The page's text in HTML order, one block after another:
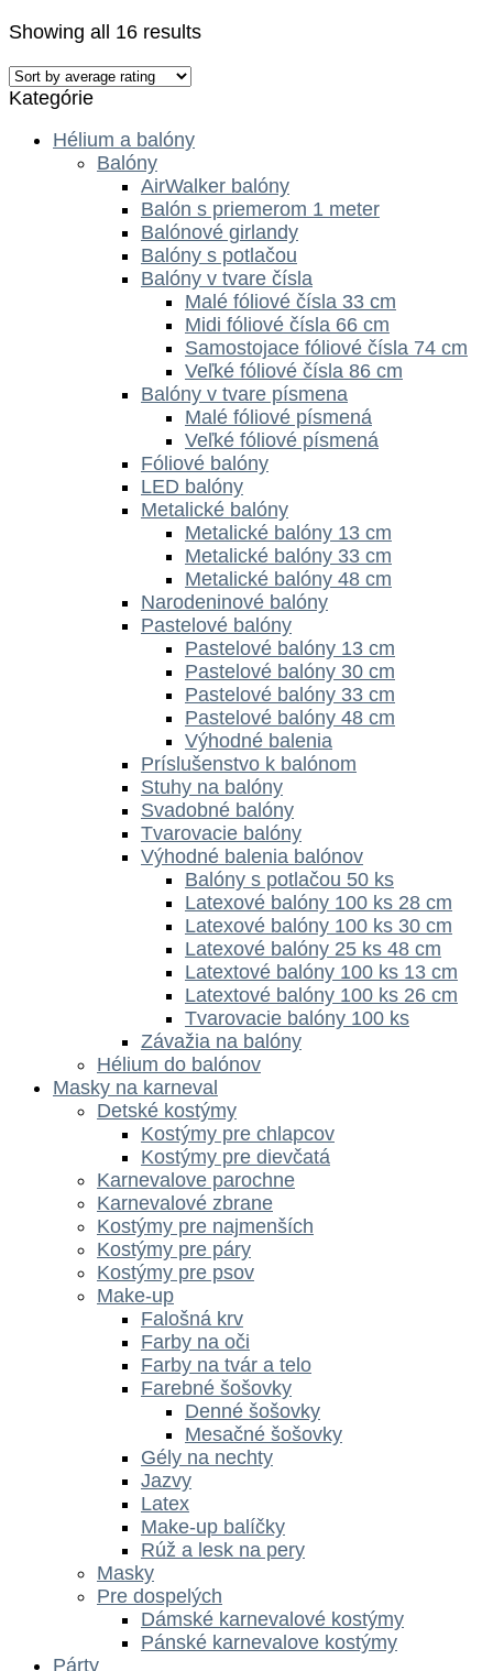
Showing all 16 results
Kategórie
Hélium a balóny
Balóny
AirWalker balóny
Balón s priemerom 1 meter
Balónové girlandy
Balóny s potlačou
Balóny v tvare čísla
Malé fóliové čísla 33 cm
Midi fóliové čísla 66 cm
Samostojace fóliové čísla 74 cm
Veľké fóliové čísla 86 cm
Balóny v tvare písmena
Malé fóliové písmená
Veľké fóliové písmená
Fóliové balóny
LED balóny
Metalické balóny
Metalické balóny 13 cm
Metalické balóny 33 cm
Metalické balóny 48 cm
Narodeninové balóny
Pastelové balóny
Pastelové balóny 13 cm
Pastelové balóny 30 cm
Pastelové balóny 33 cm
Pastelové balóny 48 cm
Výhodné balenia
Príslušenstvo k balónom
Stuhy na balóny
Svadobné balóny
Tvarovacie balóny
Výhodné balenia balónov
Balóny s potlačou 50 ks
Latexové balóny 100 ks 28 cm
Latexové balóny 100 ks 30 cm
Latexové balóny 25 ks 48 cm
Latextové balóny 100 ks 13 cm
Latextové balóny 100 ks 26 cm
Tvarovacie balóny 100 ks
Závažia na balóny
Hélium do balónov
Masky na karneval
Detské kostýmy
Kostýmy pre chlapcov
Kostýmy pre dievčatá
Karnevalove parochne
Karnevalové zbrane
Kostýmy pre najmenších
Kostýmy pre páry
Kostýmy pre psov
Make-up
Falošná krv
Farby na oči
Farby na tvár a telo
Farebné šošovky
Denné šošovky
Mesačné šošovky
Gély na nechty
Jazvy
Latex
Make-up balíčky
Rúž a lesk na pery
Masky
Pre dospelých
Dámské karnevalové kostýmy
Pánské karnevalove kostýmy
Párty